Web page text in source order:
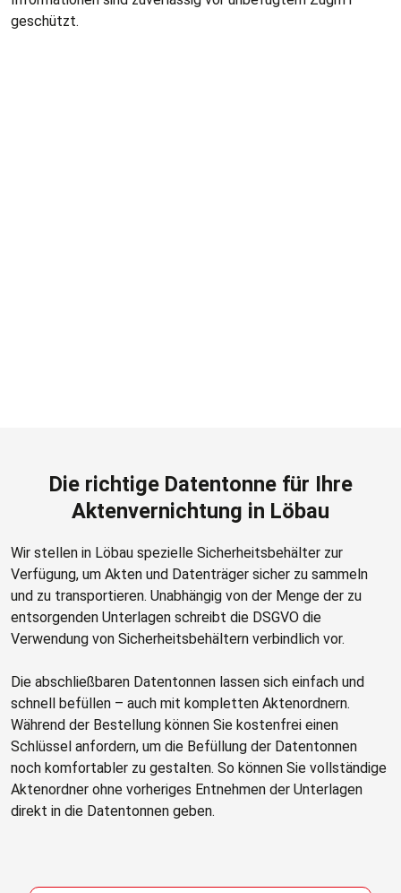
geschützt.
Die richtige Datentonne für Ihre
Aktenvernichtung in Löbau
Wir stellen in Löbau spezielle Sicherheitsbehälter zur
Verfügung, um Akten und Datenträger sicher zu sammeln
und zu transportieren. Unabhängig von der Menge der zu
entsorgenden Unterlagen schreibt die DSGVO die
Verwendung von Sicherheitsbehältern verbindlich vor.
Die abschließbaren Datentonnen lassen sich einfach und
schnell befüllen – auch mit kompletten Aktenordnern.
Während der Bestellung können Sie kostenfrei einen
Schlüssel anfordern, um die Befüllung der Datentonnen
noch komfortabler zu gestalten. So können Sie vollständige
Aktenordner ohne vorheriges Entnehmen der Unterlagen
direkt in die Datentonnen geben.